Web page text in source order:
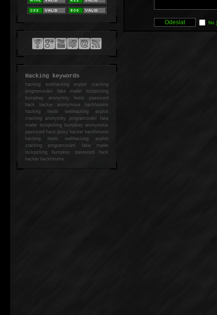
No
Hacking keywords
hackingwebhacking exploit cracking
programování fake mailer lockpicking
bumpkey anonymity heslo password
hackhacker anonymous hackforums
hackingheslo webhacking exploit
cracking anonymity programování fake
mailer lockpicking bumpkey anonymous
password hack proxy hacker hackforums
hacking heslo webhacking exploit
cracking programování fake mailer
lockpicking bumpkey password hack
hackerhackforums